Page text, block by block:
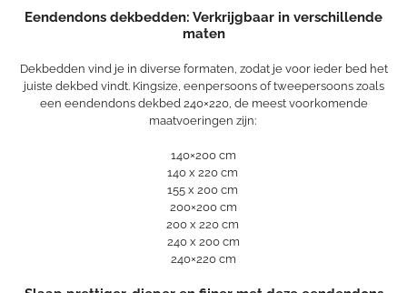
Eendendons dekbedden: Verkrijgbaar in verschillende
maten
Dekbedden vind je in diverse formaten, zodat je voor ieder bed het
juiste dekbed vindt. Kingsize, eenpersoons of tweepersoons zoals
een eendendons dekbed 240×220, de meest voorkomende
maatvoeringen zijn:
140×200 cm
140 x 220 cm
155 x 200 cm
200×200 cm
200 x 220 cm
240 x 200 cm
240×220 cm